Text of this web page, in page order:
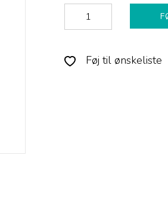
Føj til ønskeliste